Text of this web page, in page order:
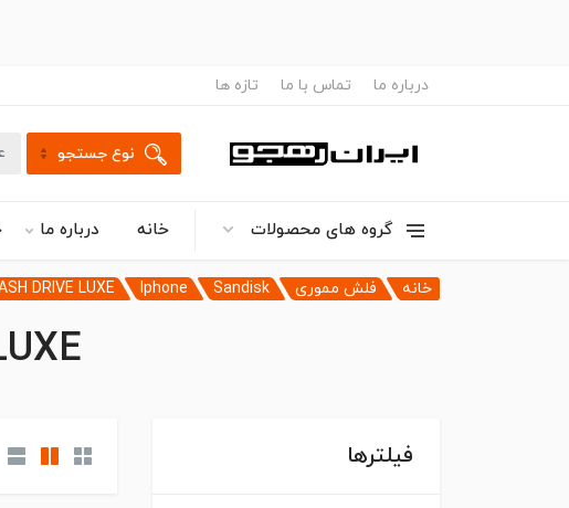
درباره ما تماس با ما تازه ها
گروه های محصولات خانه درباره ما
نوع جستجو
خانه فلش مموری Sandisk
Iphone
DRIVE LUXE
فیلترها